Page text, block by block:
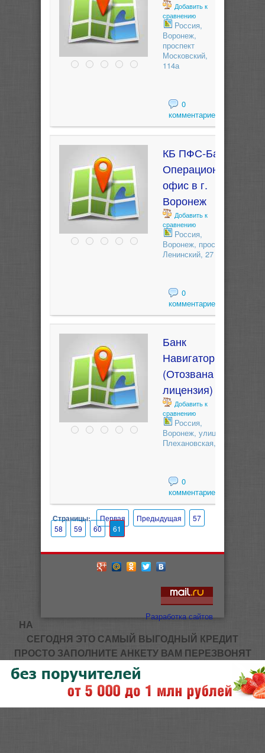
Добавить к
сравнению
Россия,
Воронеж,
проспект
Московский,
114а
0
комментариев
КБ ПФС-Банк
Операционный
офис в г.
Воронеж
Добавить к
сравнению
Россия,
Воронеж, проспект
Ленинский, 27
0
комментариев
Банк
Навигатор
(Отозвана
лицензия)
Добавить к
сравнению
Россия,
Воронеж, улица
Плехановская, 1
0
комментариев
Страницы: Первая Предыдущая
57
58
59 60 61
Разработка сайтов
НА
СЕГОДНЯ ЭТО САМЫЙ ВЫГОДНЫЙ КРЕДИТ
ПРОСТО ЗАПОЛНИТЕ АНКЕТУ ВАМ ПЕРЕЗВОНЯТ